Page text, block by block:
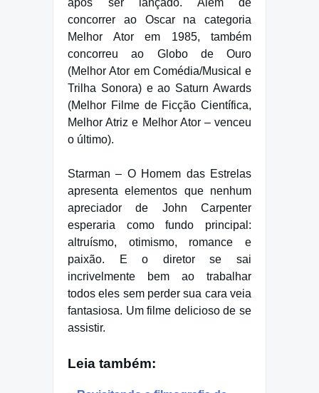
concorrer ao Oscar na categoria
Melhor Ator em 1985, também
concorreu ao Globo de Ouro
(Melhor Ator em Comédia/Musical e
Trilha Sonora) e ao Saturn Awards
(Melhor Filme de Ficção Científica,
Melhor Atriz e Melhor Ator – venceu
o último).
Starman – O Homem das Estrelas
apresenta elementos que nenhum
apreciador de John Carpenter
esperaria como fundo principal:
altruísmo, otimismo, romance e
paixão. E o diretor se sai
incrivelmente bem ao trabalhar
todos eles sem perder sua cara veia
fantasiosa. Um filme delicioso de se
assistir.
Leia também: